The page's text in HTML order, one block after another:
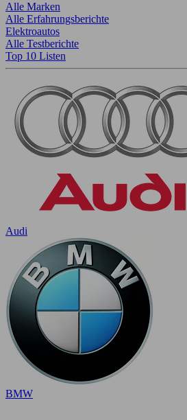
Alle Marken
Alle Erfahrungsberichte
Elektroautos
Alle Testberichte
Top 10 Listen
Audi
BMW